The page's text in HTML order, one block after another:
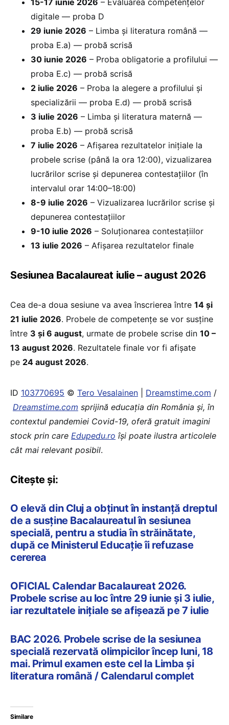
digitale — proba D
29 iunie 2026 – Limba și literatura română —
proba E.a) — probă scrisă
30 iunie 2026 – Proba obligatorie a profilului —
proba E.c) — probă scrisă
2 iulie 2026 – Proba la alegere a profilului și
specializării — proba E.d) — probă scrisă
3 iulie 2026 – Limba și literatura maternă —
proba E.b) — probă scrisă
7 iulie 2026 – Afișarea rezultatelor inițiale la
probele scrise (până la ora 12:00), vizualizarea
lucrărilor scrise și depunerea contestațiilor (în
intervalul orar 14:00–18:00)
8-9 iulie 2026 – Vizualizarea lucrărilor scrise și
depunerea contestațiilor
9-10 iulie 2026 – Soluționarea contestațiilor
13 iulie 2026 – Afișarea rezultatelor finale
Sesiunea Bacalaureat iulie – august 2026
Cea de-a doua sesiune va avea înscrierea între 14 și
21 iulie 2026. Probele de competențe se vor susține
între 3 și 6 august, urmate de probele scrise din 10 –
13 august 2026. Rezultatele finale vor fi afișate
pe 24 august 2026.
ID 103770695 © Tero Vesalainen Dreamstime.com /
Dreamstime.com sprijină educaţia din România şi, în
contextul pandemiei Covid-19, oferă gratuit imagini
stock prin care Edupedu.ro îşi poate ilustra articolele
cât mai relevant posibil.
Citește și:
O elevă din Cluj a obținut în instanță dreptul
de a susține Bacalaureatul în sesiunea
specială, pentru a studia în străinătate,
după ce Ministerul Educație îi refuzase
cererea
OFICIAL Calendar Bacalaureat 2026.
Probele scrise au loc între 29 iunie și 3 iulie,
iar rezultatele inițiale se afișează pe 7 iulie
BAC 2026. Probele scrise de la sesiunea
specială rezervată olimpicilor încep luni, 18
mai. Primul examen este cel la Limba și
literatura română / Calendarul complet
Similare